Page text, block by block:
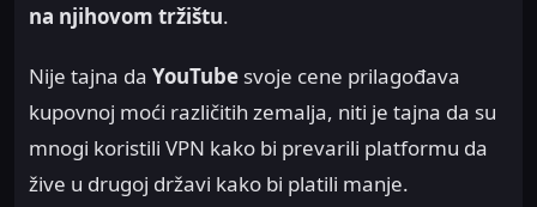
na njihovom tržištu.
Nije tajna da YouTube svoje cene prilagođava
kupovnoj moći različitih zemalja, niti je tajna da su
mnogi koristili VPN kako bi prevarili platformu da
žive u drugoj državi kako bi platili manje.